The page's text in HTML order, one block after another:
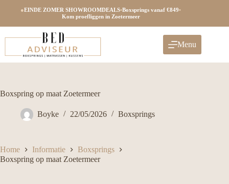
●EINDE ZOMER SHOWROOMDEALS•Boxsprings vanaf €849•
Kom proefliggen in Zoetermeer
Menu
Boxspring op maat Zoetermeer
Boyke 22/05/2026 Boxsprings
Home Informatie
Boxsprings
Boxspring op maat Zoetermeer